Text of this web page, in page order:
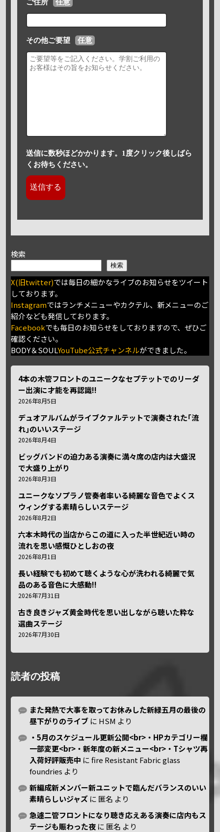
ご住所 任意
その他ご要望 任意
送信に数秒ほどかかります。1度クリック後しばら
くお待ちください。
検索
検索
X(旧twitter)では毎日の細かなライブのお知らせをツイート
しております。
Instagramではランチメニューやカクテル、新メニューのご
紹介なども発信しております。
Facebookでも毎日のお知らせをしておりますので、ぜひご
確認ください。
BODY＆SOULYouTube公式チャンネルができました。
4本の木管フロントのユニークなセプテットでのリーダ
ー出演に才能を再認識!!
2026年8月5日
デュオアルバムがライブクァルテットで演奏された｢流
れ｣のいいステージ
2026年8月4日
ビッグバンドの迫力ある演奏に満々席の店内は大盛況
で大盛り上がり
2026年8月3日
ユニークなソプラノ管奏者率いる綺麗な音色でよくス
ウィングする素晴らしいステージ
2026年8月2日
六本木時代の当店からこの道に入った半世紀近い時の
流れを思い感慨ひとしおの夜
2026年8月1日
長い経験でも初めて聴くような心が洗われる綺麗で気
品のある音色に大感動!!
2026年7月31日
古き良きジャズ黄金時代を思い出しながら聴いた粋な
選曲ステージ
2026年7月30日
読者の投稿
また発熱で大事を取ってお休みした新緑五月の最後の
昼下がりのライブ に HSM より
・5月のスケジュール更新公開<br>・HPカテゴリー欄
一部変更<br>・新年度の新メニュー<br>・Tシャツ再
入荷好評販売中 にfire Resistant Fabric glass
foundries より
新編成新メンバー新ユニットで臨んだバランスのいい
素晴らしいジャズ に 匿名 より
急遽二管フロントになり聴き応えある演奏に店内もス
テージも賑わった夜 に 匿名 より